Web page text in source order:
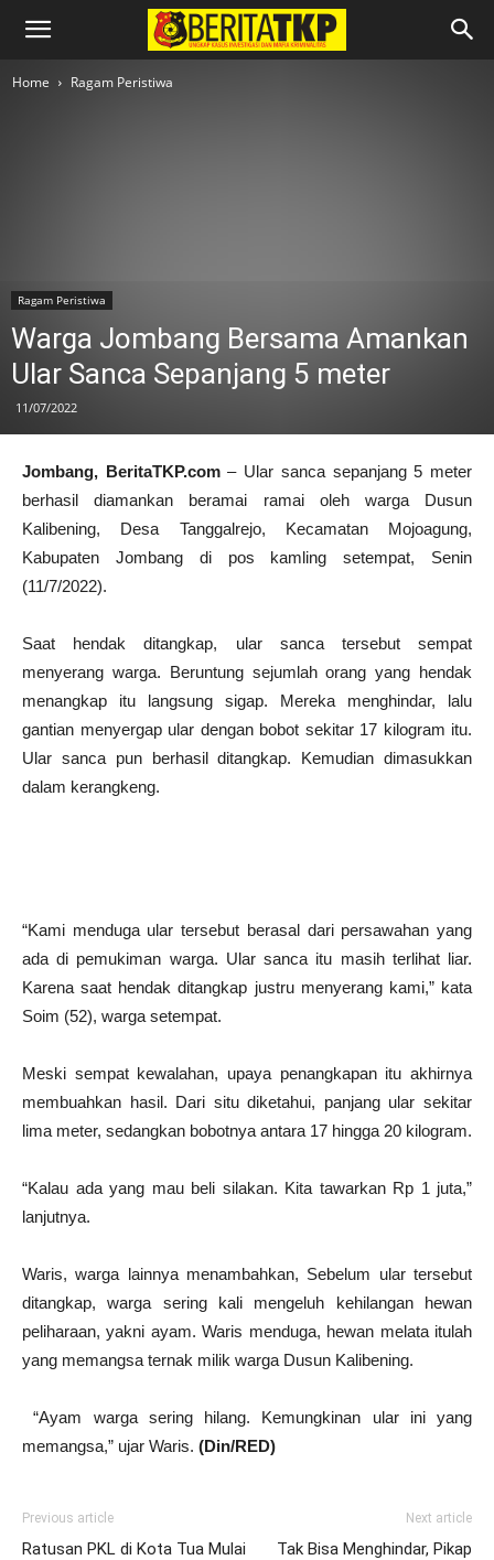
Home Ragam Peristiwa
Ragam Peristiwa
Warga Jombang Bersama Amankan
Ular Sanca Sepanjang 5 meter
11/07/2022
Jombang, BeritaTKP.com– Ular sanca sepanjang 5 meter
berhasil diamankan beramai ramai oleh warga Dusun
Kalibening, Desa Tanggalrejo, Kecamatan Mojoagung,
Kabupaten Jombang di pos kamling setempat, Senin
(11/7/2022).
Saat hendak ditangkap, ular sanca tersebut sempat
menyerang warga. Beruntung sejumlah orang yang hendak
menangkap itu langsung sigap. Mereka menghindar, lalu
gantian menyergap ular dengan bobot sekitar 17 kilogram itu.
Ular sanca pun berhasil ditangkap. Kemudian dimasukkan
dalam kerangkeng.
“Kami menduga ular tersebut berasal dari persawahan yang
ada di pemukiman warga. Ular sanca itu masih terlihat liar.
Karena saat hendak ditangkap justru menyerang kami,” kata
Soim (52), warga setempat.
Meski sempat kewalahan, upaya penangkapan itu akhirnya
membuahkan hasil. Dari situ diketahui, panjang ular sekitar
lima meter, sedangkan bobotnya antara 17 hingga 20 kilogram.
“Kalau ada yang mau beli silakan. Kita tawarkan Rp 1 juta,”
lanjutnya.
Waris, warga lainnya menambahkan, Sebelum ular tersebut
ditangkap, warga sering kali mengeluh kehilangan hewan
peliharaan, yakni ayam. Waris menduga, hewan melata itulah
yang memangsa ternak milik warga Dusun Kalibening.
“Ayam warga sering hilang. Kemungkinan ular ini yang
memangsa,” ujar Waris. (Din/RED)
Previous article
Ratusan PKL di Kota Tua Mulai
Next article
Tak Bisa Menghindar, Pikap